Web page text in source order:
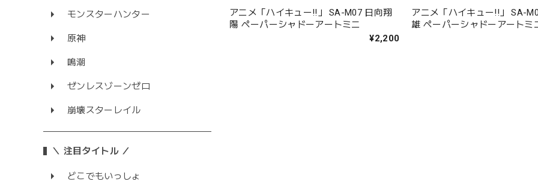
モンスターハンター
原神
鳴潮
ゼンレスゾーンゼロ
崩壊スターレイル
＼ 注目タイトル ／
どこでもいっしょ
アニメ「ハイキュー!!」 SA-M07 日向翔
陽 ペーパーシャドーアートミニ
¥2,200
アニメ「ハイキュー!!」 SA-
雄 ペーパーシャドーアートミ